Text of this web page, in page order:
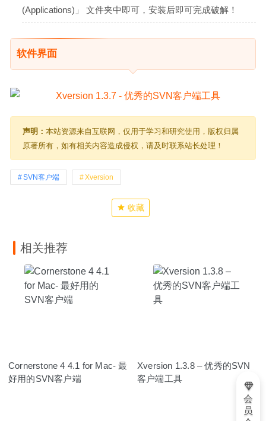
(Applications)」 文件夹中即可，安装后即可完成破解！
软件界面
声明： 本站资源来自互联网，仅用于学习和研究使用，版权归属
原著所有，如有相关内容造成侵权，请及时联系站长处理！
SVN客户端 Xversion
收藏
相关推荐
Cornerstone 4 4.1 for Mac- 最
好用的SVN客户端
Xversion 1.3.8 – 优秀的SVN
客户端工具
会
员